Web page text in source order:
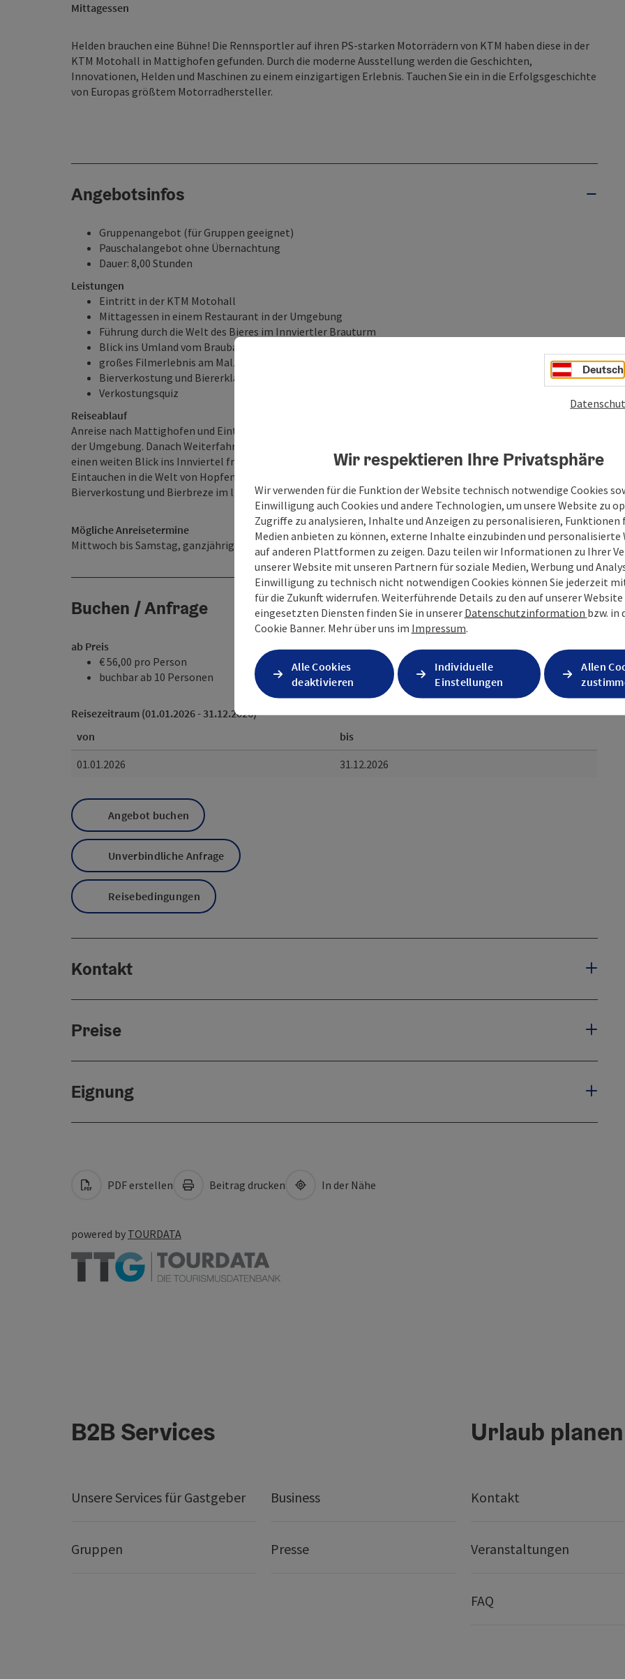
Mittagessen
Helden brauchen eine Bühne! Die Rennsportler auf ihren PS-starken Motorrädern von KTM haben diese in der
KTM Motohall in Mattighofen gefunden. Durch die moderne Ausstellung werden die Geschichten,
Innovationen, Helden und Maschinen zu einem einzigartigen Erlebnis. Tauchen Sie ein in die Erfolgsgeschichte
von Europas größtem Motorradhersteller.
Angebotsinfos
Gruppenangebot (für Gruppen geeignet)
Pauschalangebot ohne Übernachtung
Dauer: 8,00 Stunden
Leistungen
Eintritt in der KTM Motohall
Mittagessen in einem Restaurant in der Umgebung
Führung durch die Welt des Bieres im Innviertler Brauturm
Blick ins Umland vom Braubalkon (Lift)
großes Filmerlebnis am Malzboden
Bierverkostung und Biererklärung mit 2 Bierproben 0,3l (klassisch und Craft) und Bierbreze
Verkostungsquiz
Reiseablauf
Anreise nach Mattighofen und Eintritt in der KTM Motohall. Anschließend Mittagessen in einem Restaurant in
der Umgebung. Danach Weiterfahrt zur Brauerei Raschhofer. Mit dem Lift geht es auf den Braubalkon, der
einen weiten Blick ins Innviertel freigibt. Ein besonderes Filmerlebnis im Spiegelkabinett am Malzboden: Das
Eintauchen in die Welt von Hopfen und Malz und eine einzigartige Brauereigeschichte. Abschließend
Bierverkostung und Bierbreze im liebevoll gestalteten Brauhaus.
Mögliche Anreisetermine
Mittwoch bis Samstag, ganzjährig
Buchen / Anfrage
ab Preis
€ 56,00 pro Person
buchbar ab 10 Personen
Reisezeitraum (01.01.2026 - 31.12.2026)
von
bis
01.01.2026
31.12.2026
Angebot buchen
Unverbindliche Anfrage
Reisebedingungen
Kontakt
Preise
Eignung
PDF erstellen Beitrag drucken In der Nähe
powered by TOURDATA
B2B Services
Unsere Services für Gastgeber Business
Gruppen Presse
Urlaub
Kontakt
Veranstaltungen
FAQ
Deutsch
Wir respektieren Ihre Privatsphäre
Wir verwenden für die Funktion der Website technisch notwendige Cookies
Einwilligung auch Cookies und andere Technologien, um unsere Website zu
Zugriffe zu analysieren, Inhalte und Anzeigen zu personalisieren, Funktionen
Medien anbieten zu können, externe Inhalte einzubinden und personalisierte
auf anderen Plattformen zu zeigen. Dazu teilen wir Informationen zu Ihrer
unserer Website mit unseren Partnern für soziale Medien, Werbung und
Einwilligung zu technisch nicht notwendigen Cookies können Sie jederzeit
für die Zukunft widerrufen. Weiterführende Details zu den auf unserer Website
eingesetzten Diensten finden Sie in unserer Datenschutzinformation bzw. in
Cookie Banner. Mehr über uns im Impressum.
Alle Cookies
deaktivieren
Individuelle
Einstellungen
Allen